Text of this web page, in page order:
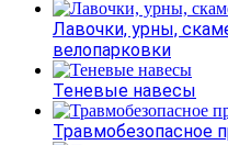
Лавочки, урны,
велопарковки
Теневые навесы
Травмобезопасное